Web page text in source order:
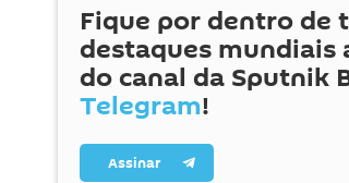
Fique por dentro de
destaques mundiais
do canal da Sputnik
Telegram!
Assinar